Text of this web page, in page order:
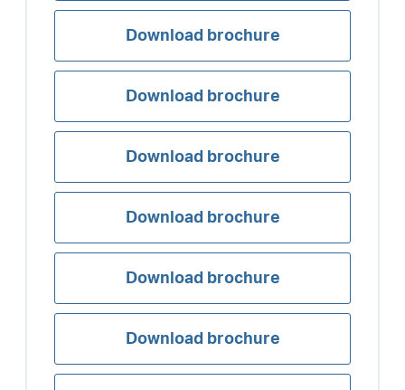
Download brochure
Download brochure
Download brochure
Download brochure
Download brochure
Download brochure